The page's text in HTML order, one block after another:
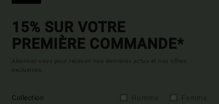
15% SUR VOTRE
PREMIÈRE COMMANDE*
Abonnez-vous pour recevoir nos dernières actus et nos offres
exclusives.
Collection